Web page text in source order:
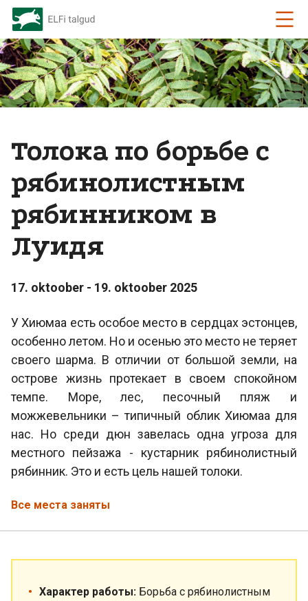
Толока по борьбе с
рябинолистным
рябинником в
Луидя
17. oktoober - 19. oktoober 2025
У Хиюмаа есть особое место в сердцах эстонцев,
особенно летом. Но и осенью это место не теряет
своего шарма. В отличии от большой земли, на
острове жизнь протекает в своем спокойном
темпе. Море, лес, песочный пляж и
можжевельники – типичный облик Хиюмаа для
нас. Но среди дюн завелась одна угроза для
местного пейзажа - кустарник рябинолистный
рябинник. Это и есть цель нашей толоки.
Все места заняты
Характер работы: Борьба с рябинолистным